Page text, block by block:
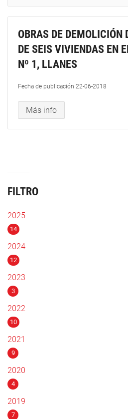
OBRAS DE DEMOLICIÓN
DE SEIS VIVIENDAS EN
Nº 1, LLANES
Fecha de publicación 22-06-2018
Más info
FILTRO
2025
14
2024
12
2023
3
2022
10
2021
9
2020
4
2019
7